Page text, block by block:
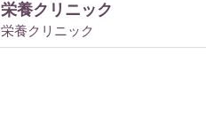
栄養クリニック
栄養クリニック